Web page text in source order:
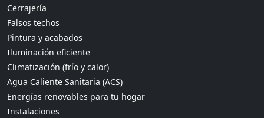
Cerrajería
Falsos techos
Pintura y acabados
Iluminación eficiente
Climatización (frío y calor)
Agua Caliente Sanitaria (ACS)
Energías renovables para tu hogar
Instalaciones